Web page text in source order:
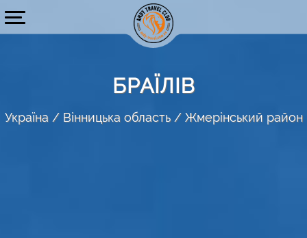
БРАЇЛІВ
Україна Вінницька область Жмерінський район